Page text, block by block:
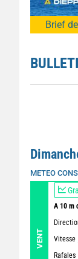
Brief
METEO
VENT
A 10 m
Vitesse
Rafales